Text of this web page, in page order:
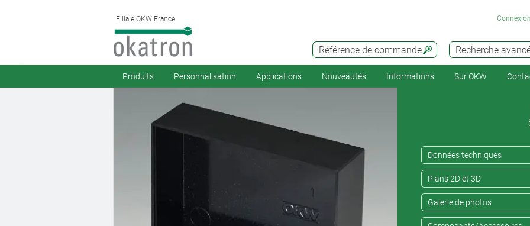
Filiale OKW France
Recherche
Référence de commande
Connexion
Produits Personnalisation Applications Nouveautés Informations Sur OKW
Données techniques
Plans 2D et 3D
Galerie de photos